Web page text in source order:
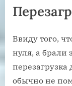
Ввиду того,
нуля, а брали
обычно не